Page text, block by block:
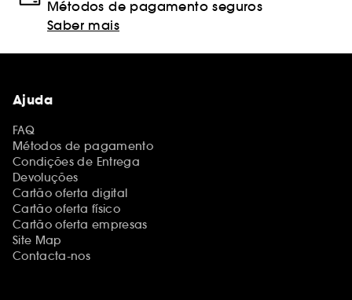
Métodos de pagamento seguros
Saber mais
Ajuda
FAQ
Métodos de pagamento
Condições de Entrega
Devoluções
Cartão oferta digital
Cartão oferta físico
Cartão oferta empresas
Site Map
Contacta-nos